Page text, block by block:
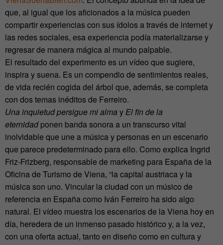
que, al igual que los aficionados a la música pueden
compartir experiencias con sus ídolos a través de internet y
las redes sociales, esa experiencia podía materializarse y
regresar de manera mágica al mundo palpable.
El resultado del experimento es un vídeo que sugiere,
inspira y suena. Es un compendio de sentimientos reales,
de vida recién cogida del árbol que, además, se completa
con dos temas inéditos de Ferreiro.
Una inquietud persigue mi alma yEl fin de la
eternidadponen banda sonora a un transcurso vital
inolvidable que une a música y personas en un escenario
que parece predeterminado para ello. Como explica Ingrid
Friz-Frizberg, responsable de marketing para España de la
Oficina de Turismo de Viena, “la capital austriaca y la
música son uno. Vincular la ciudad con un músico de
referencia en España como Iván Ferreiro ha sido algo
natural. El vídeo muestra los escenarios de la Viena hoy en
día, heredera de un inmenso pasado histórico y, a la vez,
con una oferta actual, tanto en diseño como en cultura y